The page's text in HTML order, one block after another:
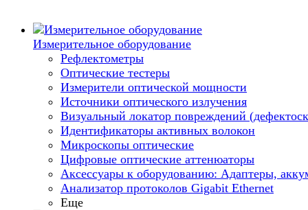
Измерительное оборудование
Рефлектометры
Оптические тестеры
Измерители оптической мощности
Источники оптического излучения
Визуальный локатор повреждений
Идентификаторы активных волокон
Микроскопы оптические
Цифровые оптические аттенюаторы
Аксессуары к оборудованию: Адаптеры,
Анализатор протоколов Gigabit Ethernet
Еще